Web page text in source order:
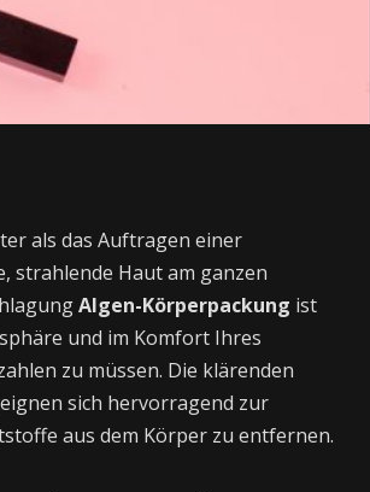
als das Auftragen einer
strahlende Haut am ganzen
Algen-Körperpackung ist
und im Komfort Ihres
zu müssen. Die klärenden
sich hervorragend zur
aus dem Körper zu entfernen.